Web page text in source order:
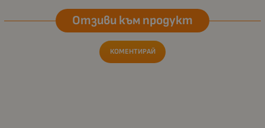
Отзиви към продукт
КОМЕНТИРАЙ